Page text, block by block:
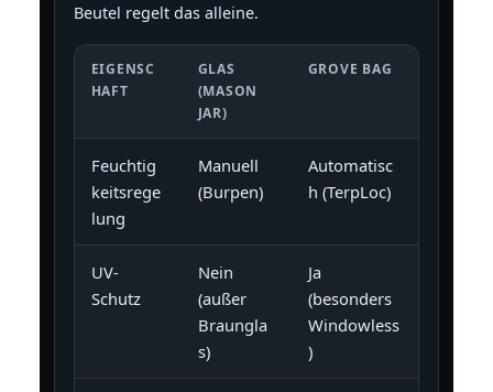
Beutel regelt das alleine.
EIGENSC
HAFT
GLAS
(MASON
JAR)
GROVE BAG
Feuchtig
keitsrege
lung
Manuell
(Burpen)
Automatisc
h (TerpLoc)
UV-
Schutz
Nein
(außer
Braungla
s)
Ja
(besonders
Windowless
)